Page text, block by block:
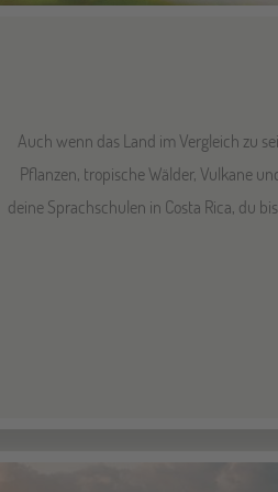
Auch wenn das Land im Vergleich zu
Pflanzen, tropische Wälder, Vulkane
deine Sprachschulen in Costa Rica, du